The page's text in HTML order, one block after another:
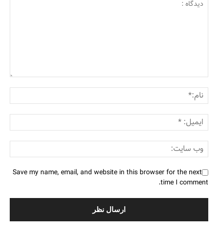
Save my name, email, and website in this browser for the next
time I comment.